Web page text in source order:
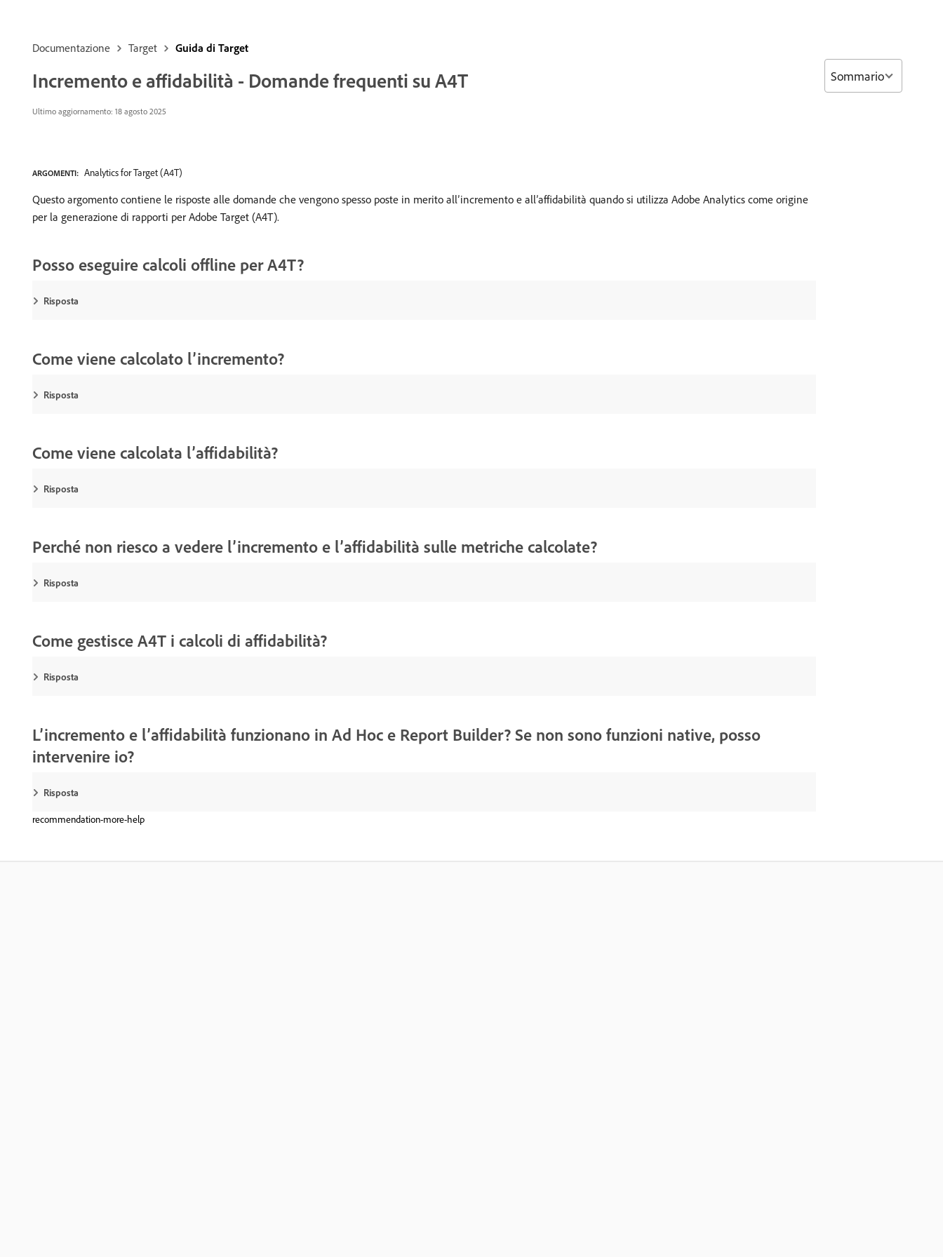
Documentazione Target Guida di Target
Incremento e affidabilità - Domande frequenti su A4T
Ultimo aggiornamento: 18 agosto 2025
ARGOMENTI: Analytics for Target (A4T)
Questo argomento contiene le risposte alle domande che vengono spesso poste in merito all’incremento e all’affidabilità quando si utilizza Adobe Analytics come origine
per la generazione di rapporti per Adobe Target (A4T).
Posso eseguire calcoli offline per A4T?
Risposta
Come viene calcolato l’incremento?
Risposta
Come viene calcolata l’affidabilità?
Risposta
Perché non riesco a vedere l’incremento e l’affidabilità sulle metriche calcolate?
Risposta
Come gestisce A4T i calcoli di affidabilità?
Risposta
L’incremento e l’affidabilità funzionano in Ad Hoc e Report Builder? Se non sono funzioni native, posso
intervenire io?
Risposta
recommendation-more-help
Sommario